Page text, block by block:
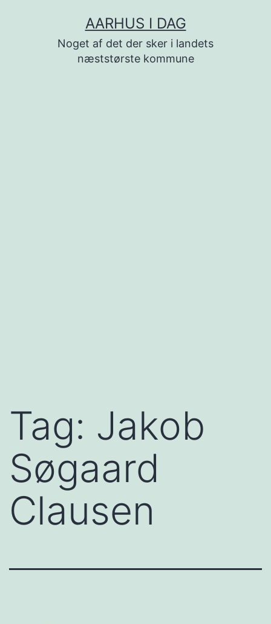
AARHUS I DAG
Noget af det der sker i landets
næststørste kommune
Tag: Jakob
Søgaard
Clausen